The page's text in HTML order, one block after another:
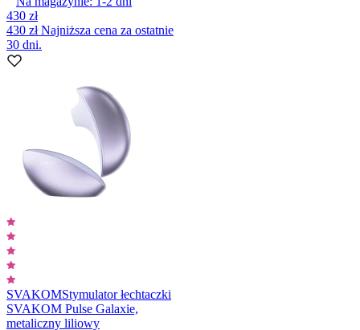
430 zł
430 złNajniższa cena za ostatnie
30 dni.
SVAKOMStymulator łechtaczki
SVAKOM Pulse Galaxie,
metaliczny liliowy